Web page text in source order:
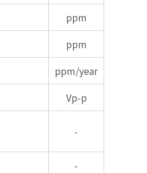
ppm
ppm
ppm/year
Vp-p
-
-